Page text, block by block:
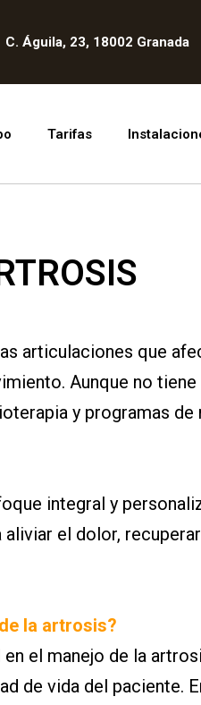
C. Águila, 23, 18002 Granada
Tarifas
articulaciones que
Aunque no
y programas
integral y
el dolor,
la artrosis?
el manejo de la
de vida del paciente.